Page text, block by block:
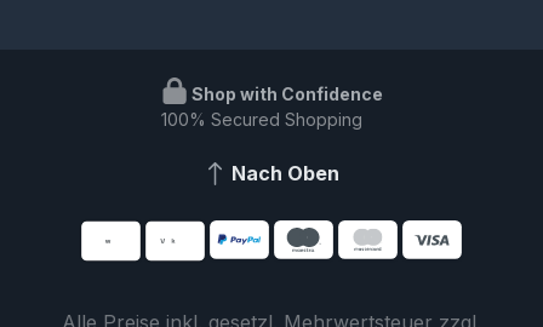
Shop with Confidence
100% Secured Shopping
Nach Oben